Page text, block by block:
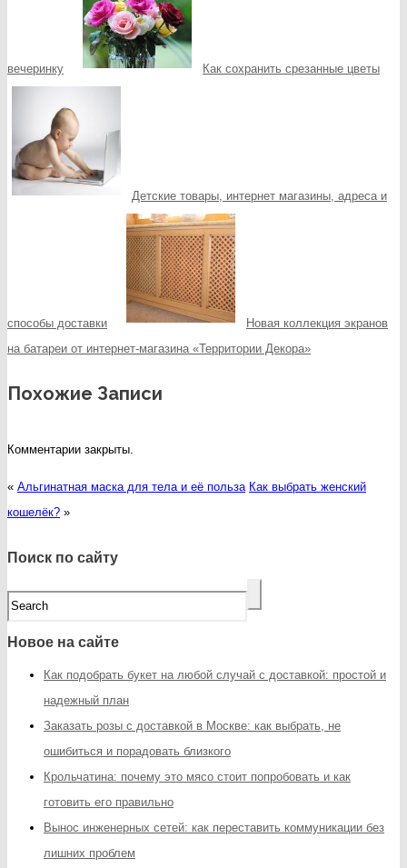
вечеринку Как сохранить срезанные цветы
Детские товары, интернет магазины, адреса и
способы доставки
Новая коллекция экранов
на батареи от интернет-магазина «Территории Декора»
Похожие Записи
Комментарии закрыты.
« Альгинатная маска для тела и её польза Как выбрать женский
кошелёк? »
Поиск по сайту
Новое на сайте
Как подобрать букет на любой случай с доставкой: простой и
надежный план
Заказать розы с доставкой в Москве: как выбрать, не
ошибиться и порадовать близкого
Крольчатина: почему это мясо стоит попробовать и как
готовить его правильно
Вынос инженерных сетей: как переставить коммуникации без
лишних проблем